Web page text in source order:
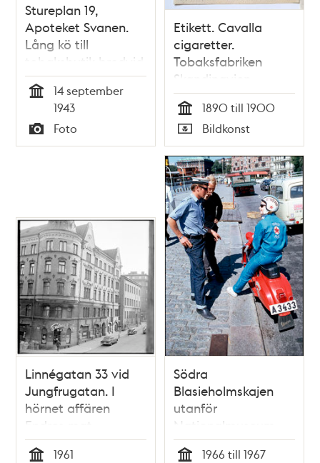
Stureplan 19,
Apoteket Svanen.
Lång kö till
tobaksbutik bredvid
på grund av ny
ransoneringsperiod
och att de
munstyckslösa
cigaretternas
14 september
1943
Typ
Foto
Etikett. Cavalla
cigaretter.
Tobaksfabriken
Skandinavien
Tid
1890 till 1900
Typ
Bildkonst
Linnégatan 33 vid
Jungfrugatan. I
hörnet affären
Endres mat
1961
Södra
Blasieholmskajen
utanför
Nationalmuseum
1966 till 1967